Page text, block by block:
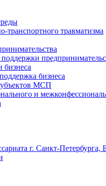
транспортного травматизма
бизнеса
МСП
и
г. Санкт-Петербурга,